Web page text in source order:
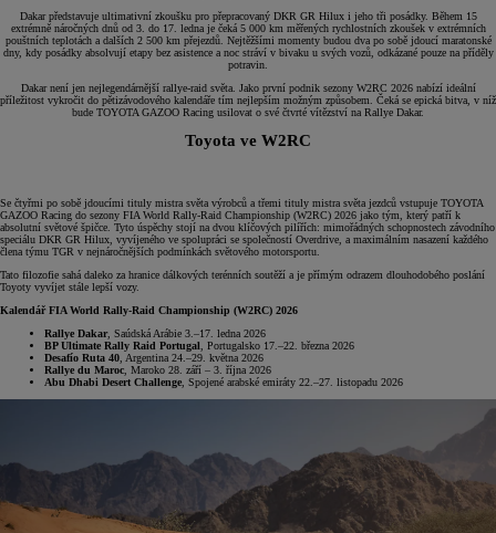
Dakar představuje ultimativní zkoušku pro přepracovaný DKR GR Hilux i jeho tři posádky. Během 15
extrémně náročných dnů od 3. do 17. ledna je čeká 5 000 km měřených rychlostních zkoušek v extrémních
pouštních teplotách a dalších 2 500 km přejezdů. Nejtěžšími momenty budou dva po sobě jdoucí maratonské
dny, kdy posádky absolvují etapy bez asistence a noc stráví v bivaku u svých vozů, odkázané pouze na příděly
potravin.
Dakar není jen nejlegendárnější rallye-raid světa. Jako první podnik sezony W2RC 2026 nabízí ideální
příležitost vykročit do pětizávodového kalendáře tím nejlepším možným způsobem. Čeká se epická bitva, v níž
bude TOYOTA GAZOO Racing usilovat o své čtvrté vítězství na Rallye Dakar.
Toyota ve W2RC
Se čtyřmi po sobě jdoucími tituly mistra světa výrobců a třemi tituly mistra světa jezdců vstupuje TOYOTA
GAZOO Racing do sezony FIA World Rally-Raid Championship (W2RC) 2026 jako tým, který patří k
absolutní světové špičce. Tyto úspěchy stojí na dvou klíčových pilířích: mimořádných schopnostech závodního
speciálu DKR GR Hilux, vyvíjeného ve spolupráci se společností Overdrive, a maximálním nasazení každého
člena týmu TGR v nejnáročnějších podmínkách světového motorsportu.
Tato filozofie sahá daleko za hranice dálkových terénních soutěží a je přímým odrazem dlouhodobého poslání
Toyoty vyvíjet stále lepší vozy.
Kalendář FIA World Rally-Raid Championship (W2RC) 2026
Rallye Dakar, Saúdská Arábie 3.–17. ledna 2026
BP Ultimate Rally Raid Portugal, Portugalsko 17.–22. března 2026
Desafío Ruta 40, Argentina 24.–29. května 2026
Rallye du Maroc, Maroko 28. září – 3. října 2026
Abu Dhabi Desert Challenge, Spojené arabské emiráty 22.–27. listopadu 2026